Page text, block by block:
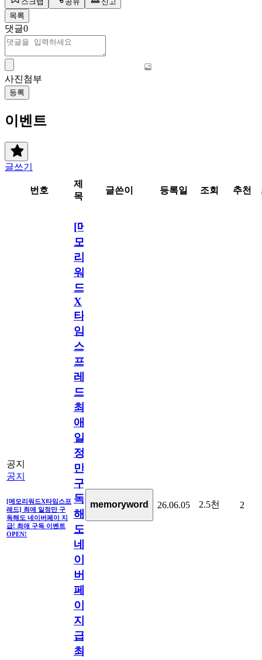
목록
댓글0
사진첨부
등록
이벤트
글쓰기
번호
제
목
글쓴이 등록일 조회 추천
공지
공지
[메모리워드X타임스프
레드] 최애 일정만 구
독해도 네이버페이 지
급! 최애 구독 이벤트
OPEN!
[메
모
리
워
드
X
타
임
스
프
레
드]
최
애
일
정
만
구
독
해
도
네
이
버
페
이
지
급!
최
memoryword 26.06.05 2.5천 2